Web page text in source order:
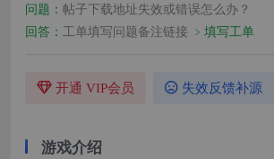
问题： 帖子下载地址失效或错误怎么办？
回答： 工单填写问题备注链接 ﹥填写工单
开通 VIP会员 失效反馈补源
游戏介绍